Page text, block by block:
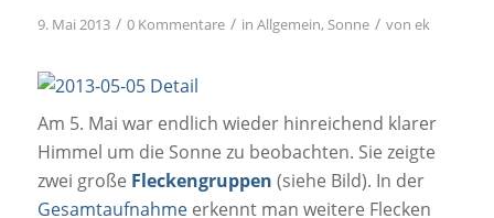
9. Mai 2013 / 0 Kommentare / in Allgemein, Sonne / von ek
Am 5. Mai war endlich wieder hinreichend klarer
Himmel um die Sonne zu beobachten. Sie zeigte
zwei große Fleckengruppen (siehe Bild). In der
Gesamtaufnahmeerkennt man weitere Flecken